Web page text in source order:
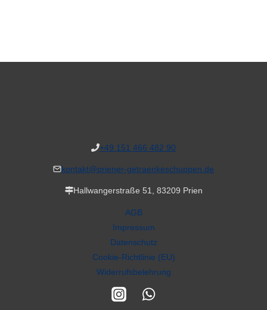
+49 151 466 482 90
kontakt@priener-getraenkeschuppen.de
Hallwangerstraße 51, 83209 Prien
AGB
Impressum
Datenschutz
Cookie-Richtlinie (EU)
Widerrufsbelehrung